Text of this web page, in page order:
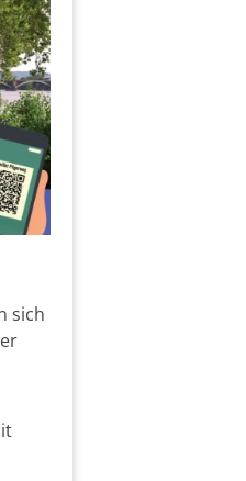
sich